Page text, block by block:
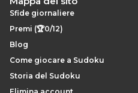
Sfide giornaliere
Premi (🏆0/12)
Blog
Come giocare a Sudoku
Storia del Sudoku